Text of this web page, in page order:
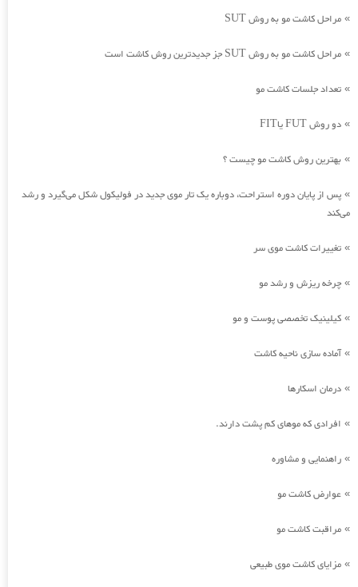
» مراحل کاشت مو به روش SUT
» مراحل کاشت مو به روش SUT جز جدیدترین روش کاشت است
» تعداد جلسات کاشت مو
» دو روش FUT یاFIT
» بهترین روش کاشت مو چیست ؟
» پس از پایان دوره استراحت، دوباره یک تار موی جدید در فولیکول شکل می‌گیرد و رشد
می‌کند
» تغییرات کاشت موی سر
» چرخه ریزش و رشد مو
» کیلینیک تخصصی پوست و مو
»آماده سازی ناحیه کاشت
» درمان اسکارها
» افرادی که موهای کم پشت دارند.
» راهنمایی و مشاوره
» عوارض کاشت مو
» مراقبت کاشت مو
» مزایای کاشت موی طبیعی